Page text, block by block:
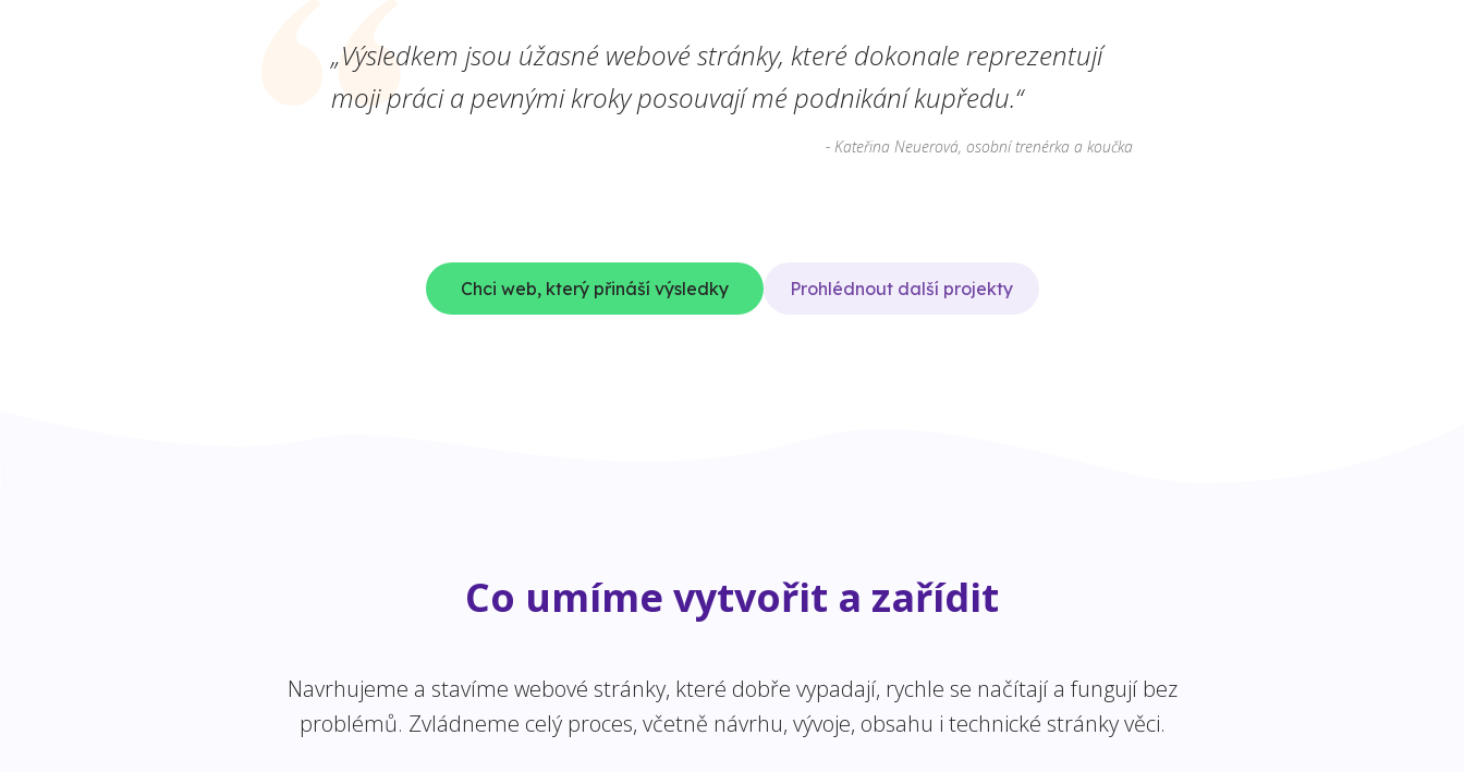
„Výsledkem jsou úžasné webové stránky, které dokonale reprezentují
moji práci a pevnými kroky posouvají mé podnikání kupředu.“
- Kateřina Neuerová, osobní trenérka a koučka
Chci web, který přináší výsledky Prohlédnout další projekty
Co umíme vytvořit a zařídit
Navrhujeme a stavíme webové stránky, které dobře vypadají, rychle se načítají a fungují bez
problémů. Zvládneme celý proces, včetně návrhu, vývoje, obsahu i technické stránky věci.